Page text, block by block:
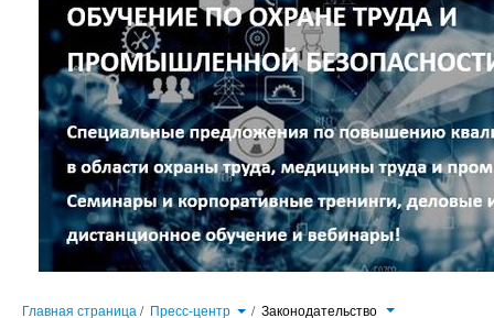
Главная страница / Пресс-центр / Законодательство